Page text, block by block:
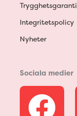
Trygghetsgaranti
Integritetspolicy
Nyheter
Sociala medier
F